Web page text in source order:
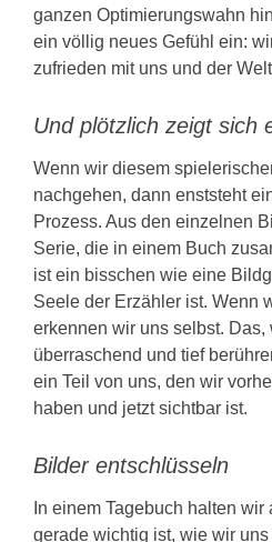
ganzen Optimierungswahn
ein völlig neues Gefühl ein:
zufrieden mit uns und der
Und plötzlich zeigt sich
Wenn wir diesem
nachgehen, dann enststeht
Prozess. Aus den einzelnen
Serie, die in einem Buch
ist ein bisschen wie eine
Seele der Erzähler ist. Wenn
erkennen wir uns selbst. Das,
überraschend und tief
ein Teil von uns, den wir
haben und jetzt sichtbar ist.
Bilder entschlüsseln
In einem Tagebuch halten
gerade wichtig ist, wie wir